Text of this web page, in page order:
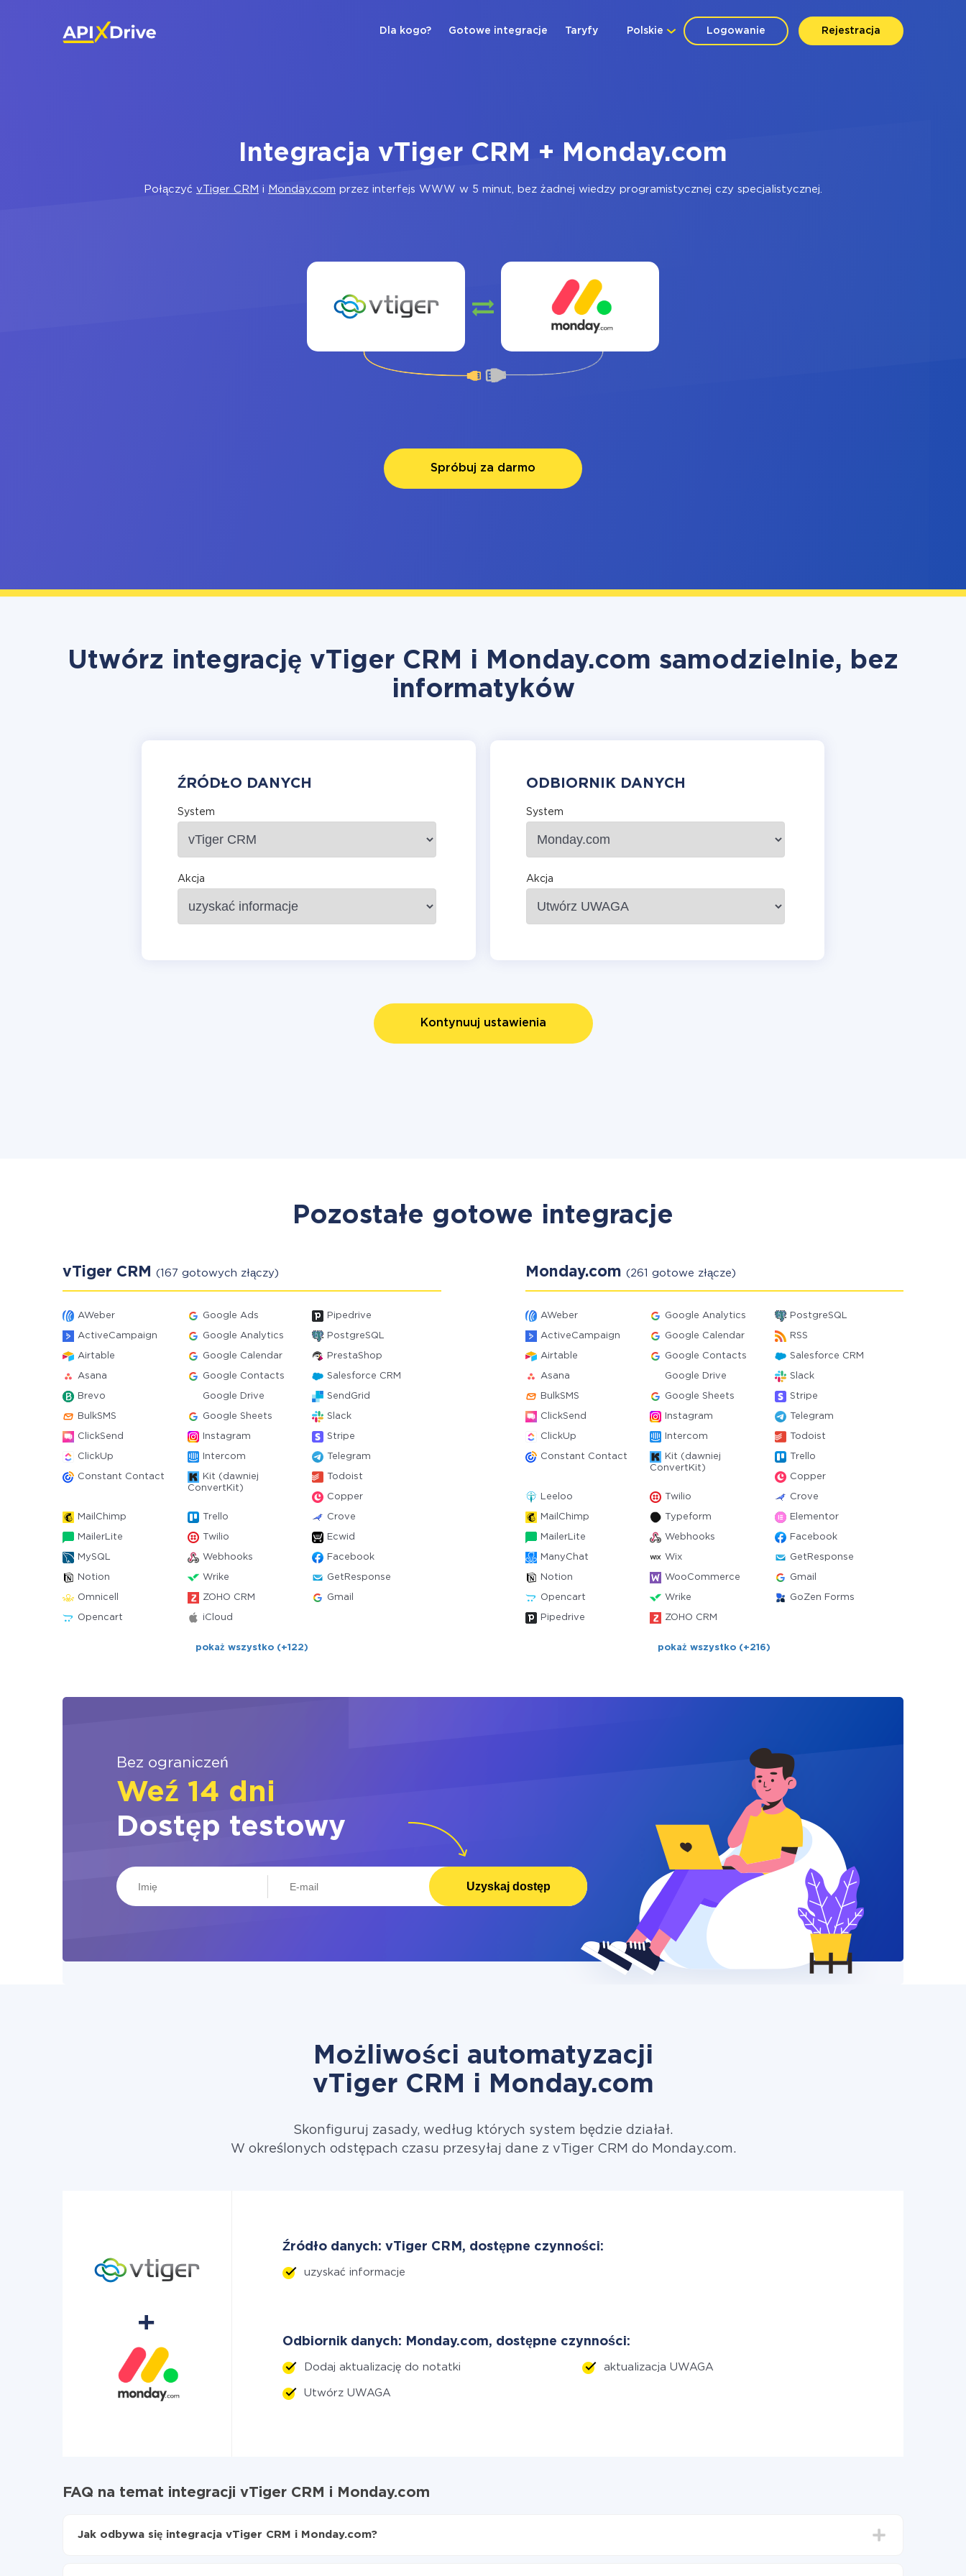
Logowanie Rejestracja
Polskie
Dla kogo? Gotowe integracje Taryfy
Integracja vTiger CRM + Monday.com
Połączyć vTiger CRM i Monday.com przez interfejs WWW w 5 minut, bez żadnej wiedzy programistycznej czy specjalistycznej.
Spróbuj za darmo
Utwórz integrację vTiger CRM i Monday.com samodzielnie, bez
informatyków
ŹRÓDŁO DANYCH
System
Akcja
ODBIORNIK DANYCH
System
Akcja
Kontynuuj ustawienia
Pozostałe gotowe integracje
vTiger CRM (167 gotowych złączy)
AWeber Google Ads Pipedrive
ActiveCampaign Google Analytics PostgreSQL
Airtable Google Calendar PrestaShop
Asana Google Contacts Salesforce CRM
Brevo Google Drive SendGrid
BulkSMS Google Sheets Slack
ClickSend Instagram Stripe
ClickUp Intercom Telegram
Constant Contact
Kit (dawniej
ConvertKit)
Todoist
Copper
MailChimp Trello Crove
MailerLite Twilio Ecwid
MySQL Webhooks Facebook
Notion Wrike GetResponse
Omnicell ZOHO CRM Gmail
Opencart iCloud
pokaż wszystko (+122)
Monday.com (261 gotowe złącze)
AWeber Google Analytics PostgreSQL
ActiveCampaign Google Calendar RSS
Airtable Google Contacts Salesforce CRM
Asana Google Drive Slack
BulkSMS Google Sheets Stripe
ClickSend Instagram Telegram
ClickUp Intercom Todoist
Constant Contact
Kit (dawniej
ConvertKit)
Trello
Copper
Leeloo Twilio Crove
MailChimp Typeform Elementor
MailerLite Webhooks Facebook
ManyChat Wix GetResponse
Notion WooCommerce Gmail
Opencart Wrike GoZen Forms
Pipedrive ZOHO CRM
pokaż wszystko (+216)
Bez ograniczeń
Weź 14 dni
Dostęp testowy
Uzyskaj dostęp
Możliwości automatyzacji
vTiger CRM i Monday.com
Skonfiguruj zasady, według których system będzie działał.
W określonych odstępach czasu przesyłaj dane z vTiger CRM do Monday.com.
Źródło danych: vTiger CRM, dostępne czynności:
uzyskać informacje
Odbiornik danych: Monday.com, dostępne czynności:
Dodaj aktualizację do notatki aktualizacja UWAGA
Utwórz UWAGA
FAQ na temat integracji vTiger CRM i Monday.com
Jak odbywa się integracja vTiger CRM i Monday.com?